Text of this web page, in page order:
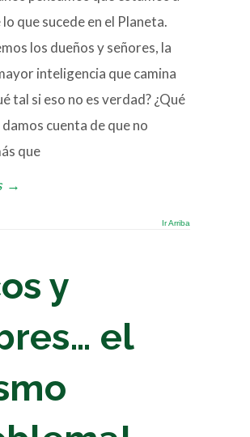
que sucede en el Planeta.
los dueños y señores, la
inteligencia que camina
tal si eso no es verdad? ¿Qué
cuenta de que no
que
→
Ir Arriba
y
el